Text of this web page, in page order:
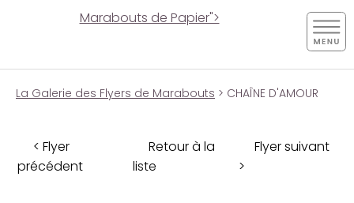
Marabouts de Papier">
La Galerie des Flyers de Marabouts > CHAÎNE D'AMOUR
< Flyer
précédent
Retour à la
liste
Flyer suivant
>